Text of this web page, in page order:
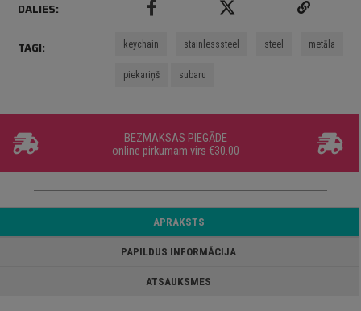
DALIES:
TAGI: keychain stainlesssteel steel metāla
piekariņš subaru
BEZMAKSAS PIEGĀDE
online pirkumam virs €30.00
APRAKSTS
PAPILDUS INFORMĀCIJA
ATSAUKSMES